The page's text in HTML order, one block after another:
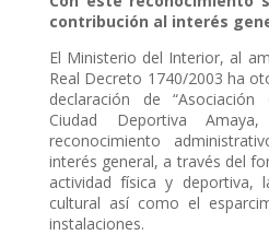
contribución al interés
El Ministerio del Interior, al
Real Decreto 1740/2003 ha
declaración de
Ciudad Deportiva
reconocimiento
interés general, a través del
actividad física y deportiva,
cultural así como el
instalaciones.